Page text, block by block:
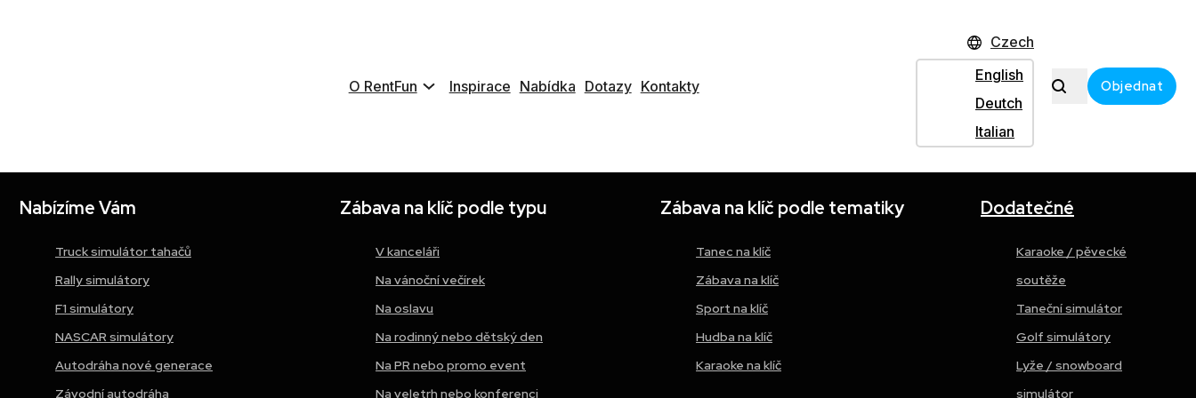
O RentFun Inspirace Nabídka Dotazy Kontakty
Czech
English
Deutch
Italian
Objednat
Nabízíme Vám
Truck simulátor tahačů
Rally simulátory
F1 simulátory
NASCAR simulátory
Autodráha nové generace
Závodní autodráha
Zábava na klíč podle typu
V kanceláři
Na vánoční večírek
Na oslavu
Na rodinný nebo dětský den
Na PR nebo promo event
Na veletrh nebo konferenci
Zábava na klíč podle tematiky
Tanec na klíč
Zábava na klíč
Sport na klíč
Hudba na klíč
Karaoke na klíč
Dodatečné
Karaoke / pěvecké
soutěže
Taneční simulátor
Golf simulátory
Lyže / snowboard
simulátor